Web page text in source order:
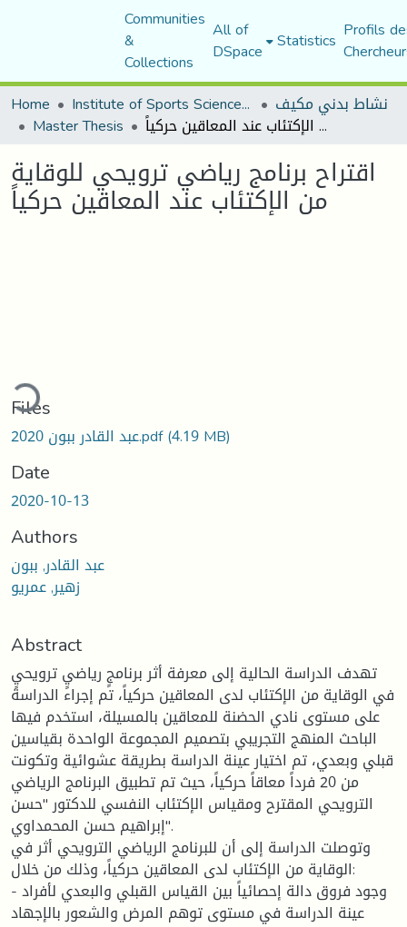
Communities
&
Collections
All of
DSpace Statistics Profils
Home
Institute of Sports Sciences and Techniques نشاط بدني مكيف
Master Thesis اقتراح برنامج رياضي ترويحي للوقاية من الإكتئاب عند المعاقين حركياً
اقتراح برنامج رياضي ترويحي للوقاية
من الإكتئاب عند المعاقين حركياً
Loading...
Files
عبد القادر ببون 2020.pdf(4.19 MB)
Date
2020-10-13
Authors
عبد القادر, ببون
زهير, عمريو
Abstract
تهدف الدراسة الحالية إلى معرفة أثر برنامجٍ رياضيٍ ترويحيٍ
في الوقاية من الإكتئاب لدى المعاقين حركياً، تم إجراء الدراسة
على مستوى نادي الحضنة للمعاقين بالمسيلة، استخدم فيها
الباحث المنهج التجريبي بتصميم المجموعة الواحدة بقياسين
قبلي وبعدي، تم اختيار عينة الدراسة بطريقة عشوائية وتكونت
من 20 فرداً معاقاً حركياً، حيث تم تطبيق البرنامج الرياضي
الترويحي المقترح ومقياس الإكتئاب النفسي للدكتور "حسن
إبراهيم حسن المحمداوي".
وتوصلت الدراسة إلى أن للبرنامج الرياضي الترويحي أثر في
الوقاية من الإكتئاب لدى المعاقين حركياً، وذلك من خلال:
- وجود فروق دالة إحصائياً بين القياس القبلي والبعدي لأفراد
عينة الدراسة في مستوى توهم المرض والشعور بالإجهاد